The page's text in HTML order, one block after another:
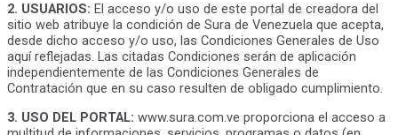
2. USUARIOS: El acceso y/o uso de este portal de creadora del
sitio web atribuye la condición de Sura de Venezuela que acepta,
desde dicho acceso y/o uso, las Condiciones Generales de Uso
aquí reflejadas. Las citadas Condiciones serán de aplicación
independientemente de las Condiciones Generales de
Contratación que en su caso resulten de obligado cumplimiento.
3. USO DEL PORTAL: www.sura.com.ve proporciona el acceso a